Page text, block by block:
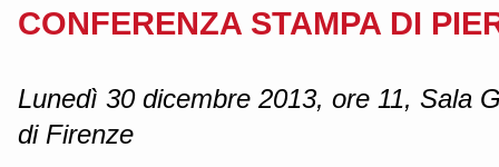
CONFERENZA STAMPA DI
Lunedì 30 dicembre 2013, ore 11, Sala
di Firenze